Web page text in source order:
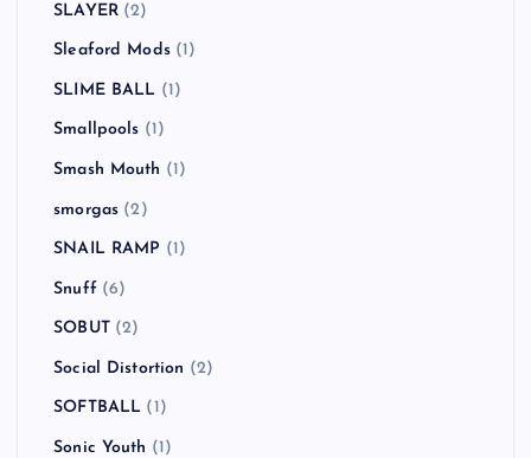
SLAYER(2)
Sleaford Mods(1)
SLIME BALL (1)
Smallpools (1)
Smash Mouth (1)
smorgas (2)
SNAIL RAMP (1)
Snuff (6)
SOBUT(2)
Social Distortion (2)
SOFTBALL (1)
Sonic Youth (1)